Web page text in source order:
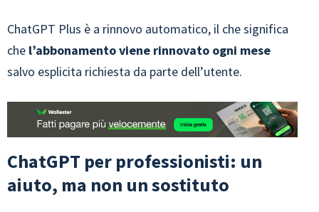
ChatGPT Plus è a rinnovo automatico, il che significa
che l’abbonamento viene rinnovato ogni mese
salvo esplicita richiesta da parte dell’utente.
ChatGPT per professionisti: un
aiuto, ma non un sostituto